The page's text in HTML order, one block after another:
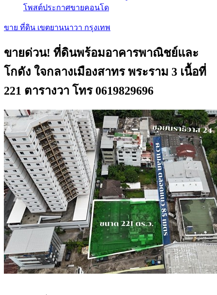
โพสต์ประกาศขายคอนโด
ขาย ที่ดิน เขตยานนาวา กรุงเทพ
ขายด่วน! ที่ดินพร้อมอาคารพาณิชย์และ
โกดัง ใจกลางเมืองสาทร พระราม 3 เนื้อที่
221 ตารางวา โทร 0619829696